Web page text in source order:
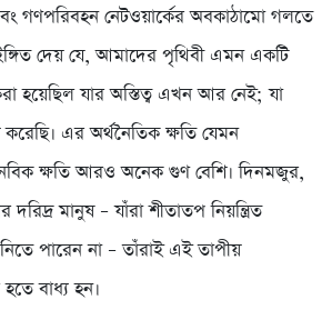
গণপরিবহন নেটওয়ার্কের অবকাঠামো গলতে
দেয় যে, আমাদের পৃথিবী এমন একটি
হয়েছিল যার অস্তিত্ব এখন আর নেই; যা
এর অর্থনৈতিক ক্ষতি যেমন
ক্ষতি আরও অনেক গুণ বেশি। দিনমজুর,
মানুষ – যাঁরা শীতাতপ নিয়ন্ত্রিত
পারেন না – তাঁরাই এই তাপীয়
বাধ্য হন।